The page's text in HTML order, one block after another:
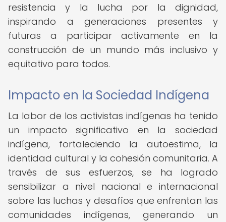
resistencia y la lucha por la dignidad,
inspirando a generaciones presentes y
futuras a participar activamente en la
construcción de un mundo más inclusivo y
equitativo para todos.
Impacto en la Sociedad Indígena
La labor de los activistas indígenas ha tenido
un impacto significativo en la sociedad
indígena, fortaleciendo la autoestima, la
identidad cultural y la cohesión comunitaria. A
través de sus esfuerzos, se ha logrado
sensibilizar a nivel nacional e internacional
sobre las luchas y desafíos que enfrentan las
comunidades indígenas, generando un